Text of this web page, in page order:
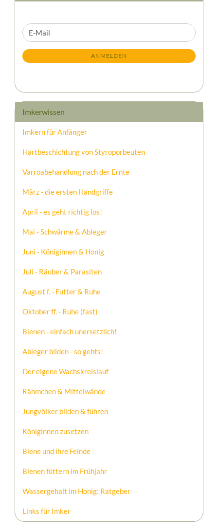
WEITER
ZUR
NEWSLETTER-
ANMELDUNG
E-
Mail
ANMELDEN
Imkerwissen
Imkern für Anfänger
Hartbeschichtung von Styroporbeuten
Varroabehandlung nach der Ernte
März - die ersten Handgriffe
April - es geht richtig los!
Mai - Schwärme & Ableger
Juni - Königinnen & Honig
Juli - Räuber & Parasiten
August f. - Futter & Ruhe
Oktober ff. - Ruhe (fast)
Bienen - einfach unersetzlich!
Ableger bilden - so gehts!
Der eigene Wachskreislauf
Rähmchen & Mittelwände
Jungvölker bilden & führen
Königinnen zusetzen
Biene und ihre Feinde
Bienen füttern im Frühjahr
Wassergehalt im Honig: Ratgeber
Links für Imker